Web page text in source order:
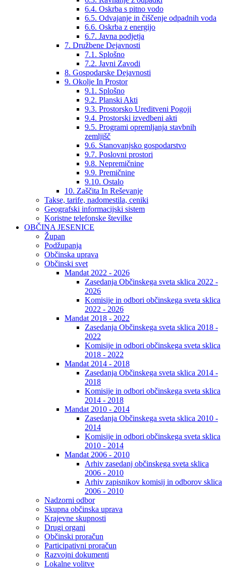
6.4. Oskrba s pitno vodo
6.5. Odvajanje in čiščenje odpadnih voda
6.6. Oskrba z energijo
6.7. Javna podjetja
7. Družbene Dejavnosti
7.1. Splošno
7.2. Javni Zavodi
8. Gospodarske Dejavnosti
9. Okolje In Prostor
9.1. Splošno
9.2. Planski Akti
9.3. Prostorsko Ureditveni Pogoji
9.4. Prostorski izvedbeni akti
9.5. Programi opremljanja stavbnih
zemljišč
9.6. Stanovanjsko gospodarstvo
9.7. Poslovni prostori
9.8. Nepremičnine
9.9. Premičnine
9.10. Ostalo
10. Zaščita In Reševanje
Takse, tarife, nadomestila, ceniki
Geografski informacijski sistem
Koristne telefonske številke
OBČINA JESENICE
Župan
Podžupanja
Občinska uprava
Občinski svet
Mandat 2022 - 2026
Zasedanja Občinskega sveta sklica 2022 -
2026
Komisije in odbori občinskega sveta sklica
2022 - 2026
Mandat 2018 - 2022
Zasedanja Občinskega sveta sklica 2018 -
2022
Komisije in odbori občinskega sveta sklica
2018 - 2022
Mandat 2014 - 2018
Zasedanja Občinskega sveta sklica 2014 -
2018
Komisije in odbori občinskega sveta sklica
2014 - 2018
Mandat 2010 - 2014
Zasedanja Občinskega sveta sklica 2010 -
2014
Komisije in odbori občinskega sveta sklica
2010 - 2014
Mandat 2006 - 2010
Arhiv zasedanj občinskega sveta sklica
2006 - 2010
Arhiv zapisnikov komisij in odborov sklica
2006 - 2010
Nadzorni odbor
Skupna občinska uprava
Krajevne skupnosti
Drugi organi
Občinski proračun
Participativni proračun
Razvojni dokumenti
Lokalne volitve